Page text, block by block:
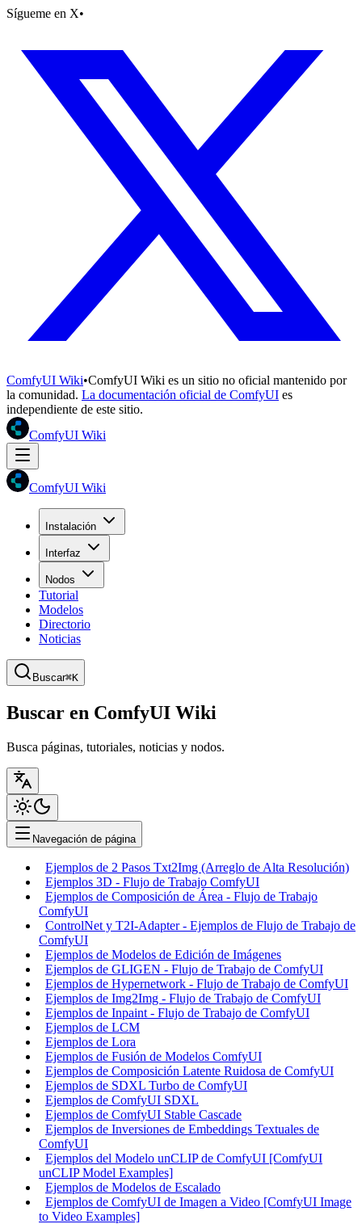
Sígueme en X•
ComfyUI Wiki•ComfyUI Wiki es un sitio no oficial mantenido por
la comunidad. La documentación oficial de ComfyUI es
independiente de este sitio.
ComfyUI Wiki
ComfyUI Wiki
Instalación
Interfaz
Nodos
Tutorial
Modelos
Directorio
Noticias
Buscar⌘K
Buscar en ComfyUI Wiki
Busca páginas, tutoriales, noticias y nodos.
Navegación de página
Ejemplos de 2 Pasos Txt2Img (Arreglo de Alta Resolución)
Ejemplos 3D - Flujo de Trabajo ComfyUI
Ejemplos de Composición de Área - Flujo de Trabajo
ComfyUI
ControlNet y T2I-Adapter - Ejemplos de Flujo de Trabajo de
ComfyUI
Ejemplos de Modelos de Edición de Imágenes
Ejemplos de GLIGEN - Flujo de Trabajo de ComfyUI
Ejemplos de Hypernetwork - Flujo de Trabajo de ComfyUI
Ejemplos de Img2Img - Flujo de Trabajo de ComfyUI
Ejemplos de Inpaint - Flujo de Trabajo de ComfyUI
Ejemplos de LCM
Ejemplos de Lora
Ejemplos de Fusión de Modelos ComfyUI
Ejemplos de Composición Latente Ruidosa de ComfyUI
Ejemplos de SDXL Turbo de ComfyUI
Ejemplos de ComfyUI SDXL
Ejemplos de ComfyUI Stable Cascade
Ejemplos de Inversiones de Embeddings Textuales de
ComfyUI
Ejemplos del Modelo unCLIP de ComfyUI [ComfyUI
unCLIP Model Examples]
Ejemplos de Modelos de Escalado
Ejemplos de ComfyUI de Imagen a Video [ComfyUI Image
to Video Examples]